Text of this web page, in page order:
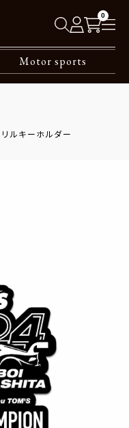
0
Motor sports
ルキーホルダー